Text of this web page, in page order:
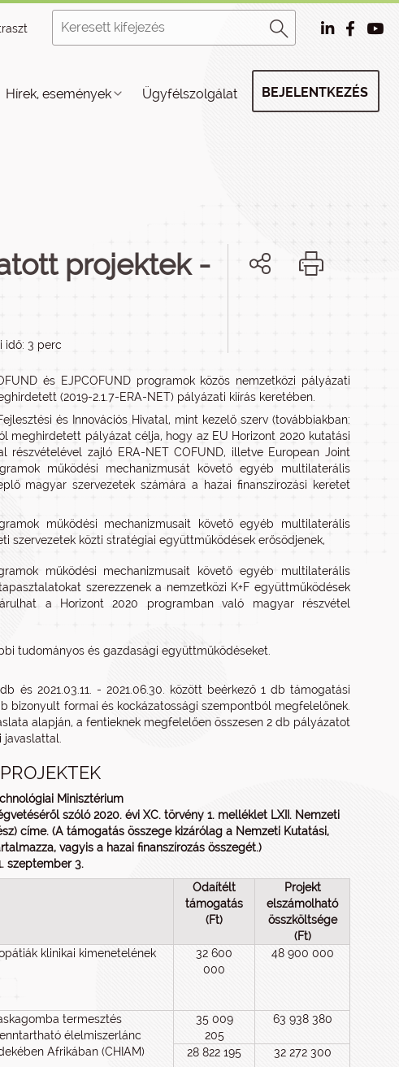
Hírek, események Ügyfélszolgálat BEJELENTKEZÉS
projektek -
idő: 3 perc
és EJPCOFUND programok közös nemzetközi pályázati
(2019-2.1.7-ERA-NET) pályázati kiírás keretében.
és Innovációs Hivatal, mint kezelő szerv (továbbiakban:
meghirdetett pályázat célja, hogy az EU Horizont 2020 kutatási
zajló ERA-NET COFUND, illetve European Joint
működési mechanizmusát követő egyéb multilaterális
magyar szervezetek számára a hazai finanszírozási keretet
működési mechanizmusait követő egyéb multilaterális
szervezetek közti stratégiai együttműködések erősödjenek,
működési mechanizmusait követő egyéb multilaterális
szerezzenek a nemzetközi K+F együttműködések
a Horizont 2020 programban való magyar részvétel
tudományos és gazdasági együttműködéseket.
és 2021.03.11. - 2021.06.30. között beérkező 1 db támogatási
bizonyult formai és kockázatossági szempontból megfelelőnek.
alapján, a fentieknek megfelelően összesen 2 db pályázatot
Minisztérium
szóló 2020. évi XC. törvény 1. melléklet LXII. Nemzeti
címe. (A támogatás összege kizárólag a Nemzeti Kutatási,
vagyis a hazai finanszírozás összegét.)
szeptember 3.
Odaítélt
támogatás
(Ft)
Projekt
elszámolható
összköltsége
(Ft)
klinikai kimenetelének
32 600
000
48 900 000
termesztés
élelmiszerlánc
Afrikában (CHIAM)
35 009
205
63 938 380
28 822 195 32 272 300